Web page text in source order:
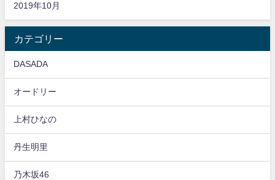
2019年10月
カテゴリー
DASADA
オードリー
上村ひなの
丹生明里
乃木坂46